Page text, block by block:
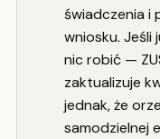
świadczenia i
wniosku. Jeśli
nic robić —
zaktualizuje
jednak, że
samodzielnej